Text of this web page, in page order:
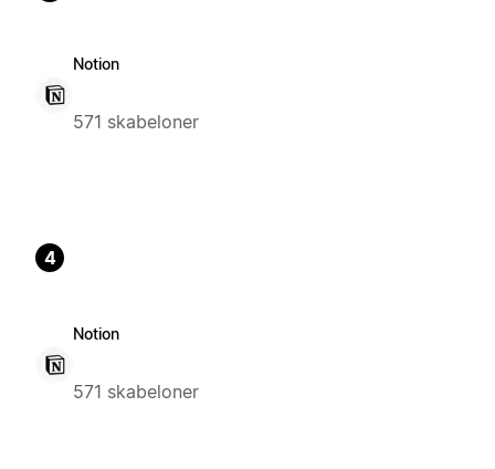
Notion
571 skabeloner
4
Notion
571 skabeloner